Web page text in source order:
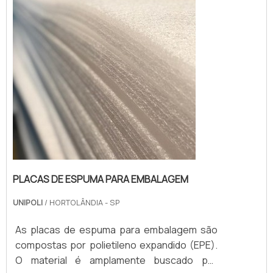
material nobre e com ótima relação custo-
be...
PLACAS DE ESPUMA PARA EMBALAGEM
UNIPOLI / HORTOLÂNDIA - SP
As placas de espuma para embalagem são
compostas por polietileno expandido (EPE).
O material é amplamente buscado por